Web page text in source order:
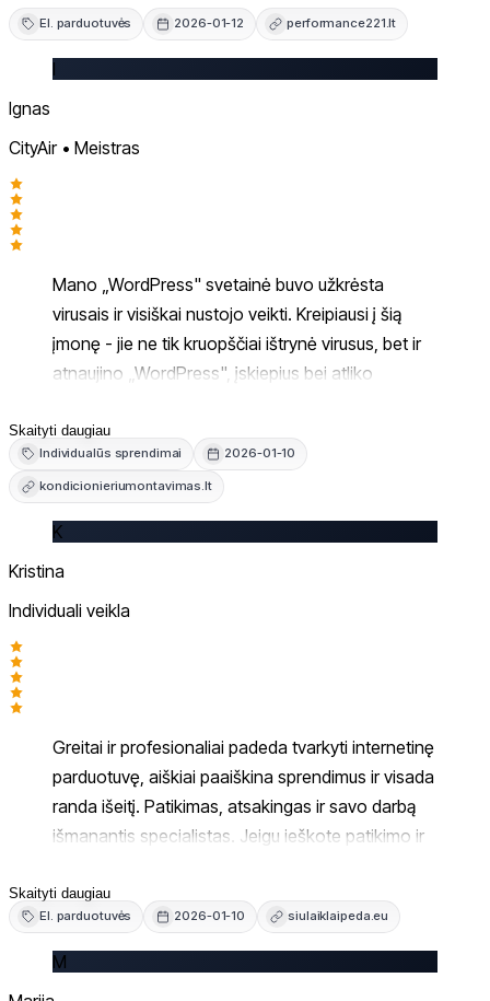
El. parduotuvės 2026-01-12 performance221.lt
I
Ignas
CityAir • Meistras
Mano „WordPress" svetainė buvo užkrėsta
virusais ir visiškai nustojo veikti. Kreipiausi į šią
įmonę - jie ne tik kruopščiai ištrynė virusus, bet ir
atnaujino „WordPress", įskiepius bei atliko
stabiliai. Už paslaugą sumokėjau panašią kainą
kaip kitai įmonei, kuri buvo pašalinusi tik virusus,
tačiau problemos ten kartodavosi kas 2-3 dienas.
Šiuo atveju viskas sutvarkyta profesionaliai.
Rekomenduoju, nes jie žino ka daro!
Skaityti daugiau
Individualūs sprendimai 2026-01-10
kondicionieriumontavimas.lt
K
Kristina
Individuali veikla
Greitai ir profesionaliai padeda tvarkyti internetinę
parduotuvę, aiškiai paaiškina sprendimus ir visada
randa išeitį. Patikimas, atsakingas ir savo darbą
išmanantis specialistas. Jeigu ieškote patikimo ir
Didelis ačiū už pagalbą ir malonų
bendradarbiavimą.
Skaityti daugiau
El. parduotuvės 2026-01-10 siulaiklaipeda.eu
M